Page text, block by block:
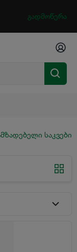
გადმოწერა
საკვები